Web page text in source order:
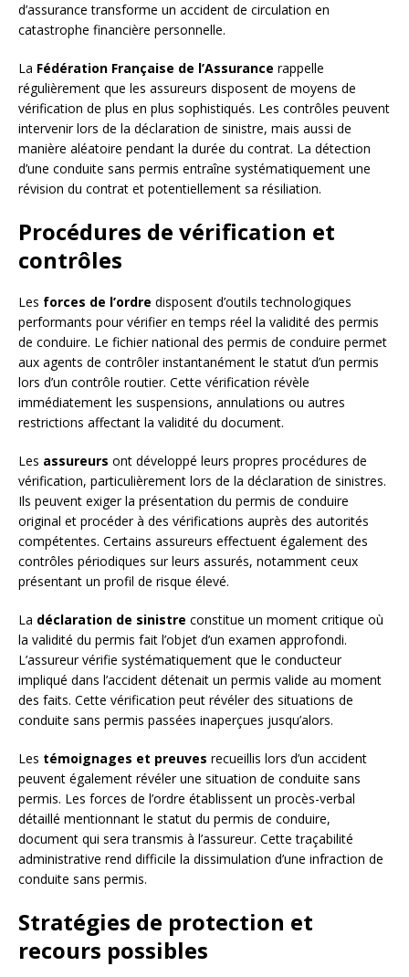
d’assurance transforme un accident de circulation en
catastrophe financière personnelle.
La Fédération Française de l’Assurance rappelle
régulièrement que les assureurs disposent de moyens de
vérification de plus en plus sophistiqués. Les contrôles peuvent
intervenir lors de la déclaration de sinistre, mais aussi de
manière aléatoire pendant la durée du contrat. La détection
d’une conduite sans permis entraîne systématiquement une
révision du contrat et potentiellement sa résiliation.
Procédures de vérification et
contrôles
Les forces de l’ordre disposent d’outils technologiques
performants pour vérifier en temps réel la validité des permis
de conduire. Le fichier national des permis de conduire permet
aux agents de contrôler instantanément le statut d’un permis
lors d’un contrôle routier. Cette vérification révèle
immédiatement les suspensions, annulations ou autres
restrictions affectant la validité du document.
Les assureurs ont développé leurs propres procédures de
vérification, particulièrement lors de la déclaration de sinistres.
Ils peuvent exiger la présentation du permis de conduire
original et procéder à des vérifications auprès des autorités
compétentes. Certains assureurs effectuent également des
contrôles périodiques sur leurs assurés, notamment ceux
présentant un profil de risque élevé.
La déclaration de sinistre constitue un moment critique où
la validité du permis fait l’objet d’un examen approfondi.
L’assureur vérifie systématiquement que le conducteur
impliqué dans l’accident détenait un permis valide au moment
des faits. Cette vérification peut révéler des situations de
conduite sans permis passées inaperçues jusqu’alors.
Les témoignages et preuves recueillis lors d’un accident
peuvent également révéler une situation de conduite sans
permis. Les forces de l’ordre établissent un procès-verbal
détaillé mentionnant le statut du permis de conduire,
document qui sera transmis à l’assureur. Cette traçabilité
administrative rend difficile la dissimulation d’une infraction de
conduite sans permis.
Stratégies de protection et
recours possibles